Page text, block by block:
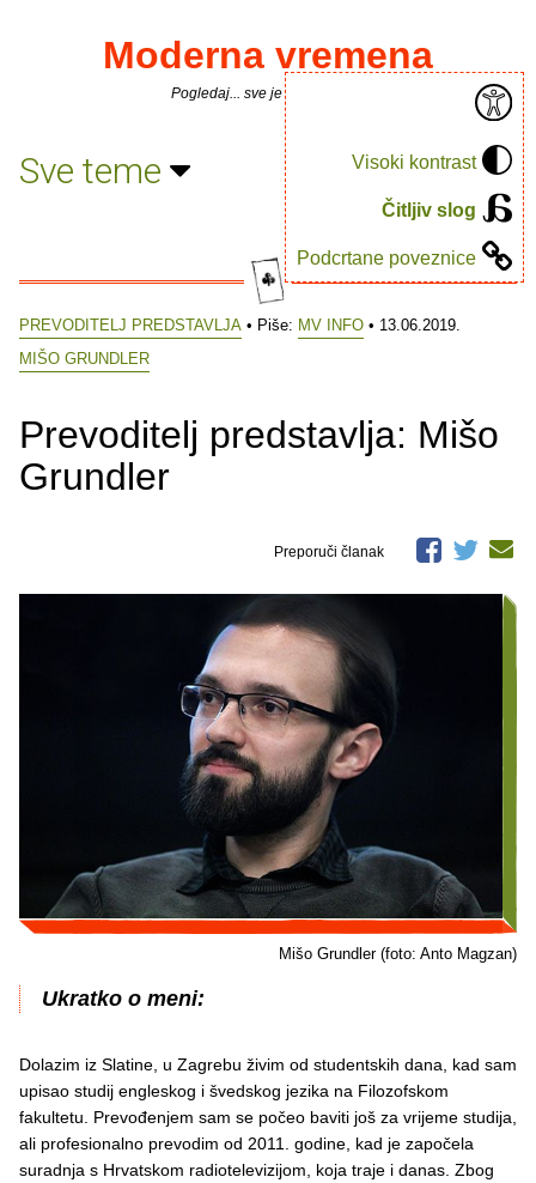
Visoki kontrast
Čitljiv slog
Podcrtane poveznice
Moderna vremena
Pogledaj... sve je puno knjiga.
Sve teme
PREVODITELJ PREDSTAVLJA • Piše: MV INFO • 13.06.2019.
MIŠO GRUNDLER
Prevoditelj predstavlja: Mišo
Grundler
Preporuči članak
Mišo Grundler (foto: Anto Magzan)
Ukratko o meni:
Dolazim iz Slatine, u Zagrebu živim od studentskih dana, kad sam
upisao studij engleskog i švedskog jezika na Filozofskom
fakultetu. Prevođenjem sam se počeo baviti još za vrijeme studija,
ali profesionalno prevodim od 2011. godine, kad je započela
suradnja s Hrvatskom radiotelevizijom, koja traje i danas. Zbog